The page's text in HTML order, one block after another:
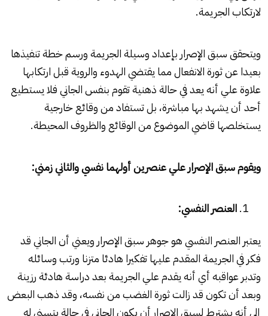
لارتكاب الجريمة.
ويتحقق سبق الإصرار بإعداد وسيلة الجريمة ورسم خطة تنفيذها
بعيدا عن ثورة الانفعال مما يقتضي الهدوء والروية قبل ارتكابها
علاوة علي أنه يعد في حالة ذهنية تقوم بنفس الجاني فلا يستطيع
أحد أن يشهد بها مباشرة، بل تستفاد من وقائع خارجية
يستخلصها قاضي الموضوع من الوقائع والظروف المحيطة.
ويقوم سبق الإصرار علي عنصرين أولهما نفسي والثاني زمني:
العنصر النفسي:
يعتبر العنصر النفسي هو جوهر سبق الإصرار ويعني أن الجاني قد
فكر في الجريمة المقدم عليها تفكيرا هادئا متزنا ورتب وسائله
وتدبر عواقبه أي أنه يقدم علي الجريمة بعد دراسة هادئة رزينة
وبعد أن تكون قد زالت ثورة الغضب من نفسه، وقد ذهب البعض
إلي أنه يشترط لسبق الإصرار أن يكون الجاني في حالة يتسني له